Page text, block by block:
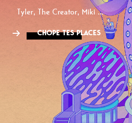
Tyler, The Creator, Miki ...
CHOPE TES PLACES